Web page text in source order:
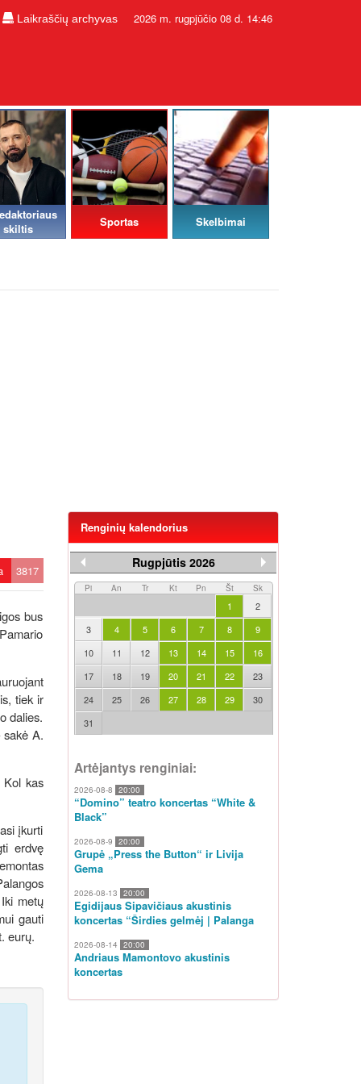
Laikraščių archyvas 2026 m. rugpjūčio 08 d. 14:46
skiltis
Sportas Skelbimai
3817
bus
tiek ir
dalies.
sakė A.
Kol kas
įkurti
erdvę
metų
gauti
eurų.
Renginių kalendorius
Rugpjūtis 2026
Pi An Tr Kt Pn Št Sk
1
2
3
4 5 6 7 8
9
10
11 12 13 14 15
16
17
18 19 20 21 22
23
24
25 26 27 28 29
30
31
Artėjantys renginiai:
2026-08-8 20:00
“Domino” teatro koncertas “White &
Black”
2026-08-9 20:00
Grupė „Press the Button“ ir Livija
Gema
2026-08-13 20:00
Egidijaus Sipavičiaus akustinis
koncertas “Širdies gelmėj | Palanga
2026-08-14 20:00
Andriaus Mamontovo akustinis
koncertas